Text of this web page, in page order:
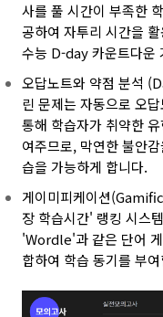
사를 풀 시간이 부족한
공하여 자투리 시간을
수능 D-day 카운트다운
오답노트와 약점 분석
린 문제는 자동으로 오
통해 학습자가 취약한
여주므로, 막연한 불안
습을 가능하게 합니다.
게이미피케이션
장 학습시간' 랭킹 시스
'Wordle'과 같은 단어
합하여 학습 동기를 부